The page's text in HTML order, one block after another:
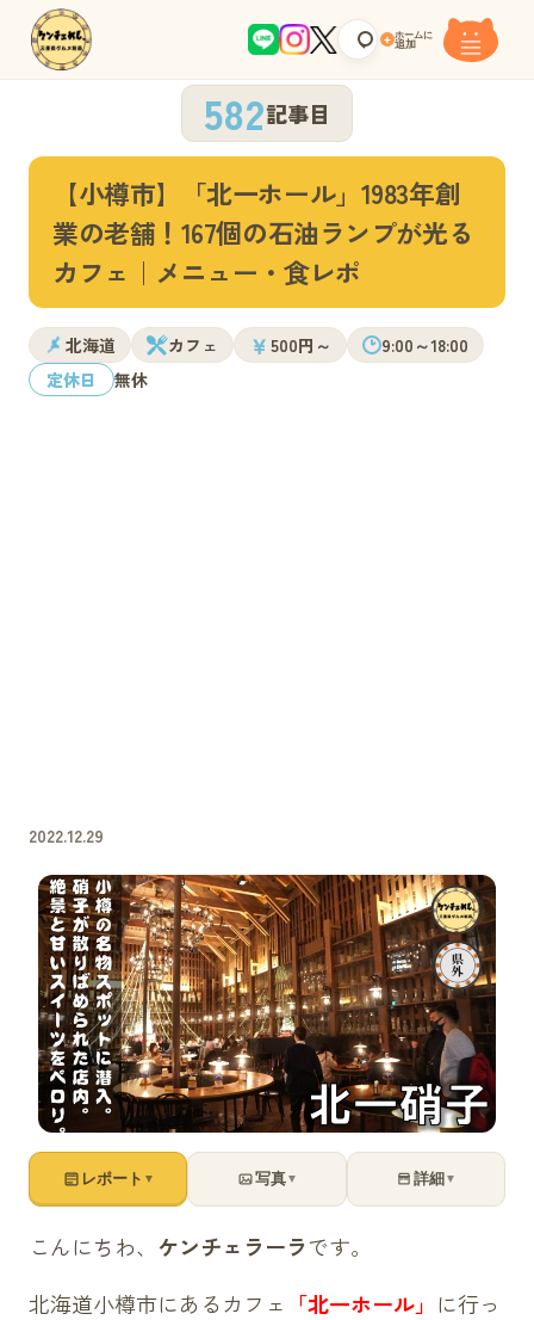
+ ホームに
追加
582記事目
【小樽市】「北一ホール」1983年創
業の老舗！167個の石油ランプが光る
カフェ｜メニュー・食レポ
北海道 カフェ ￥ 500円～
9:00～18:00
定休日
無休
2022.12.29
レポート ▼ 写真▼ 詳細▼
こんにちわ、 ケンチェラーラです。
北海道小樽市にあるカフェ 「北一ホール」 に行っ